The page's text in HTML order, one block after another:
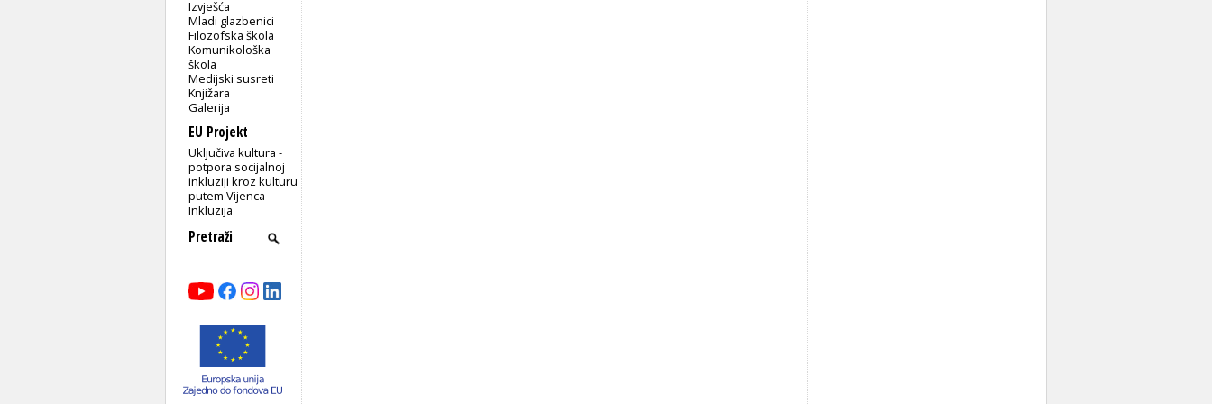
Izvješća
Mladi glazbenici
Filozofska škola
Komunikološka
škola
Medijski susreti
Knjižara
Galerija
EU Projekt
Uključiva kultura -
potpora socijalnoj
inkluziji kroz kulturu
putem Vijenca
Inkluzija